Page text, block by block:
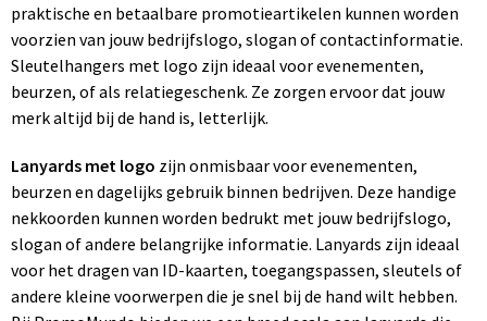
praktische en betaalbare promotieartikelen kunnen worden
voorzien van jouw bedrijfslogo, slogan of contactinformatie.
Sleutelhangers met logo zijn ideaal voor evenementen,
beurzen, of als relatiegeschenk. Ze zorgen ervoor dat jouw
merk altijd bij de hand is, letterlijk.
Lanyards met logo zijn onmisbaar voor evenementen,
beurzen en dagelijks gebruik binnen bedrijven. Deze handige
nekkoorden kunnen worden bedrukt met jouw bedrijfslogo,
slogan of andere belangrijke informatie. Lanyards zijn ideaal
voor het dragen van ID-kaarten, toegangspassen, sleutels of
andere kleine voorwerpen die je snel bij de hand wilt hebben.